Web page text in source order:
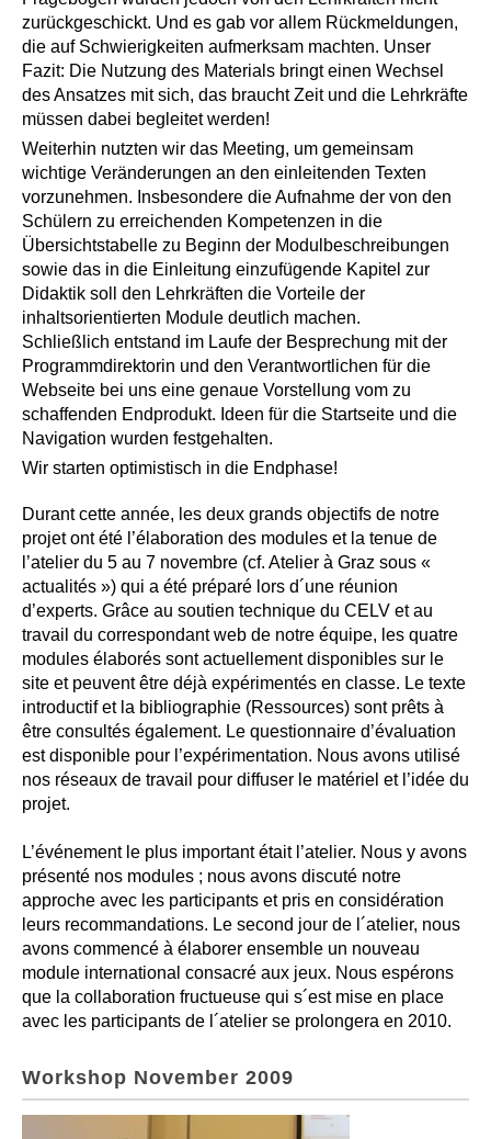
zurückgeschickt. Und es gab vor allem Rückmeldungen,
die auf Schwierigkeiten aufmerksam machten. Unser
Fazit: Die Nutzung des Materials bringt einen Wechsel
des Ansatzes mit sich, das braucht Zeit und die Lehrkräfte
müssen dabei begleitet werden!
Weiterhin nutzten wir das Meeting, um gemeinsam
wichtige Veränderungen an den einleitenden Texten
vorzunehmen. Insbesondere die Aufnahme der von den
Schülern zu erreichenden Kompetenzen in die
Übersichtstabelle zu Beginn der Modulbeschreibungen
sowie das in die Einleitung einzufügende Kapitel zur
Didaktik soll den Lehrkräften die Vorteile der
inhaltsorientierten Module deutlich machen.
Schließlich entstand im Laufe der Besprechung mit der
Programmdirektorin und den Verantwortlichen für die
Webseite bei uns eine genaue Vorstellung vom zu
schaffenden Endprodukt. Ideen für die Startseite und die
Navigation wurden festgehalten.
Wir starten optimistisch in die Endphase!
Durant cette année, les deux grands objectifs de notre
projet ont été l’élaboration des modules et la tenue de
l’atelier du 5 au 7 novembre (cf. Atelier à Graz sous «
actualités ») qui a été préparé lors d´une réunion
d’experts. Grâce au soutien technique du CELV et au
travail du correspondant web de notre équipe, les quatre
modules élaborés sont actuellement disponibles sur le
site et peuvent être déjà expérimentés en classe. Le texte
introductif et la bibliographie (Ressources) sont prêts à
être consultés également. Le questionnaire d’évaluation
est disponible pour l’expérimentation. Nous avons utilisé
nos réseaux de travail pour diffuser le matériel et l’idée du
projet.
L’événement le plus important était l’atelier. Nous y avons
présenté nos modules ; nous avons discuté notre
approche avec les participants et pris en considération
leurs recommandations. Le second jour de l´atelier, nous
avons commencé à élaborer ensemble un nouveau
module international consacré aux jeux. Nous espérons
que la collaboration fructueuse qui s´est mise en place
avec les participants de l´atelier se prolongera en 2010.
Workshop November 2009